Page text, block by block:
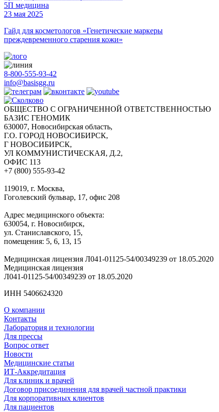
5П медицина
23 мая 2025
Гайд для косметологов «Генетические маркеры
преждевременного старения кожи»
8-800-555-93-42
info@basisgg.ru
ОБЩЕСТВО С ОГРАНИЧЕННОЙ ОТВЕТСТВЕННОСТЬЮ
БАЗИС ГЕНОМИК
630007, Новосибирская область,
Г.О. ГОРОД НОВОСИБИРСК,
Г НОВОСИБИРСК,
УЛ КОММУНИСТИЧЕСКАЯ, Д.2,
ОФИС 113
+7 (800) 555-93-42
119019, г. Москва,
Гоголевский бульвар, 17, офис 208
Адрес медицинского объекта:
630054, г. Новосибирск,
ул. Станиславского, 15,
помещения: 5, 6, 13, 15
Медицинская лицензия Л041-01125-54/00349239 от 18.05.2020
Медицинская лицензия
Л041-01125-54/00349239 от 18.05.2020
ИНН 5406624320
О компании
Контакты
Лаборатория и технологии
Для прессы
Вопрос ответ
Новости
Медицинские статьи
ИТ-Аккредитация
Для клиник и врачей
Договор присоединения для врачей частной практики
Для корпоративных клиентов
Для пациентов